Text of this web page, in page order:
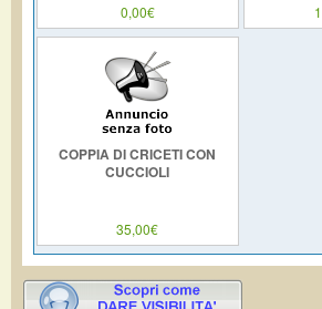
0,00€
COPPIA DI CRICETI CON
CUCCIOLI
35,00€